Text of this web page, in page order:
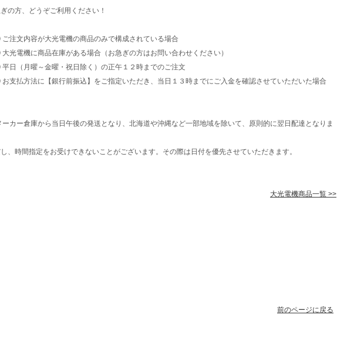
の方、どうぞご利用ください！
注文内容が大光電機の商品のみで構成されている場合
光電機に商品在庫がある場合（お急ぎの方はお問い合わせください）
日（月曜～金曜・祝日除く）の正午１２時までのご注文
支払方法に【銀行前振込】をご指定いただき、当日１３時までにご入金を確認させていただいた場合
カー倉庫から当日午後の発送となり、北海道や沖縄など一部地域を除いて、原則的に翌日配達となりま
、時間指定をお受けできないことがございます。その際は日付を優先させていただきます。
大光電機商品一覧 >>
前のページに戻る